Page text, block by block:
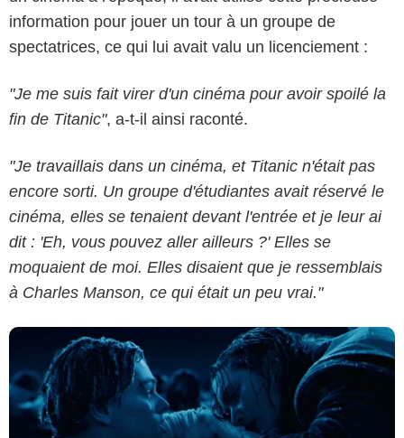
information pour jouer un tour à un groupe de
spectatrices, ce qui lui avait valu un licenciement :
"Je me suis fait virer d'un cinéma pour avoir spoilé la
fin de Titanic", a-t-il ainsi raconté.
"Je travaillais dans un cinéma, et Titanic n'était pas
encore sorti. Un groupe d'étudiantes avait réservé le
cinéma, elles se tenaient devant l'entrée et je leur ai
dit : 'Eh, vous pouvez aller ailleurs ?' Elles se
moquaient de moi. Elles disaient que je ressemblais
à Charles Manson, ce qui était un peu vrai."